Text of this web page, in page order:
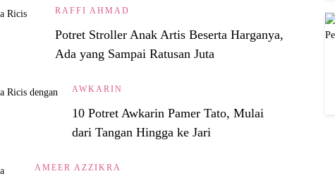
RAFFI AHMAD
Potret Stroller Anak Artis Beserta Harganya,
Ada yang Sampai Ratusan Juta
AWKARIN
10 Potret Awkarin Pamer Tato, Mulai
dari Tangan Hingga ke Jari
AMEER AZZIKRA